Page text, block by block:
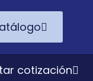
cotización